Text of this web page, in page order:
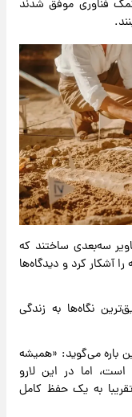
فناوری موفق شدند
سه‌بعدی ساختند که
آشکار کرد و دیدگاه‌ها
نگاه‌ها به زندگی
باره می‌گوید: «همیشه
اما در این لارو
به یک حفظ کامل